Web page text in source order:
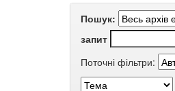
Пошук:
запит
Поточні фільтри: